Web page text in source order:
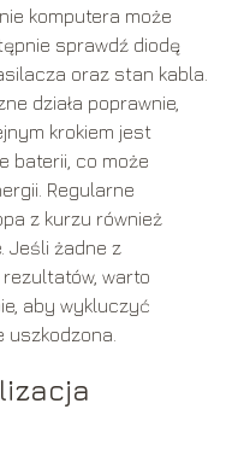
komputera może
sprawdź diodę
oraz stan kabla.
działa poprawnie,
krokiem jest
baterii, co może
Regularne
z kurzu również
Jeśli żadne z
warto
aby wykluczyć